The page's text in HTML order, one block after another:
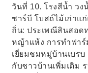
วันที่ 10. โรงสีน้ำ ว
ซาร์บี โบสถ์ไม้เก่าแ
ถิ่น: ประเพณีสินสอด
หญ้าแห้ง การทำฟาร์
เยี่ยมชมหมู่บ้านเบร
กับชาวบ้านเพิ่มเติม